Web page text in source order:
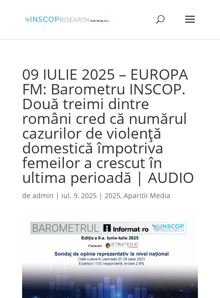
09 IULIE 2025 – EUROPA
FM: Barometru INSCOP.
Două treimi dintre
români cred că numărul
cazurilor de violență
domestică împotriva
femeilor a crescut în
ultima perioadă | AUDIO
de admin | iul. 9, 2025 | 2025, Aparitii Media